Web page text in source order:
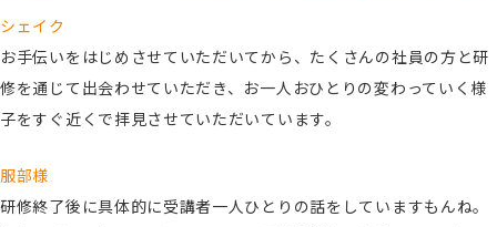
シェイク
お手伝いをはじめさせていただいてから、たくさんの社員の方と研
修を通じて出会わせていただき、お一人おひとりの変わっていく様
子をすぐ近くで拝見させていただいています。
服部様
研修終了後に具体的に受講者一人ひとりの話をしていますもんね。